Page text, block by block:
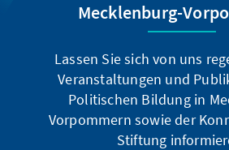
Mecklenburg-
Lassen Sie sich von uns
Veranstaltungen und
Politischen Bildung in
Vorpommern sowie der
Stiftung